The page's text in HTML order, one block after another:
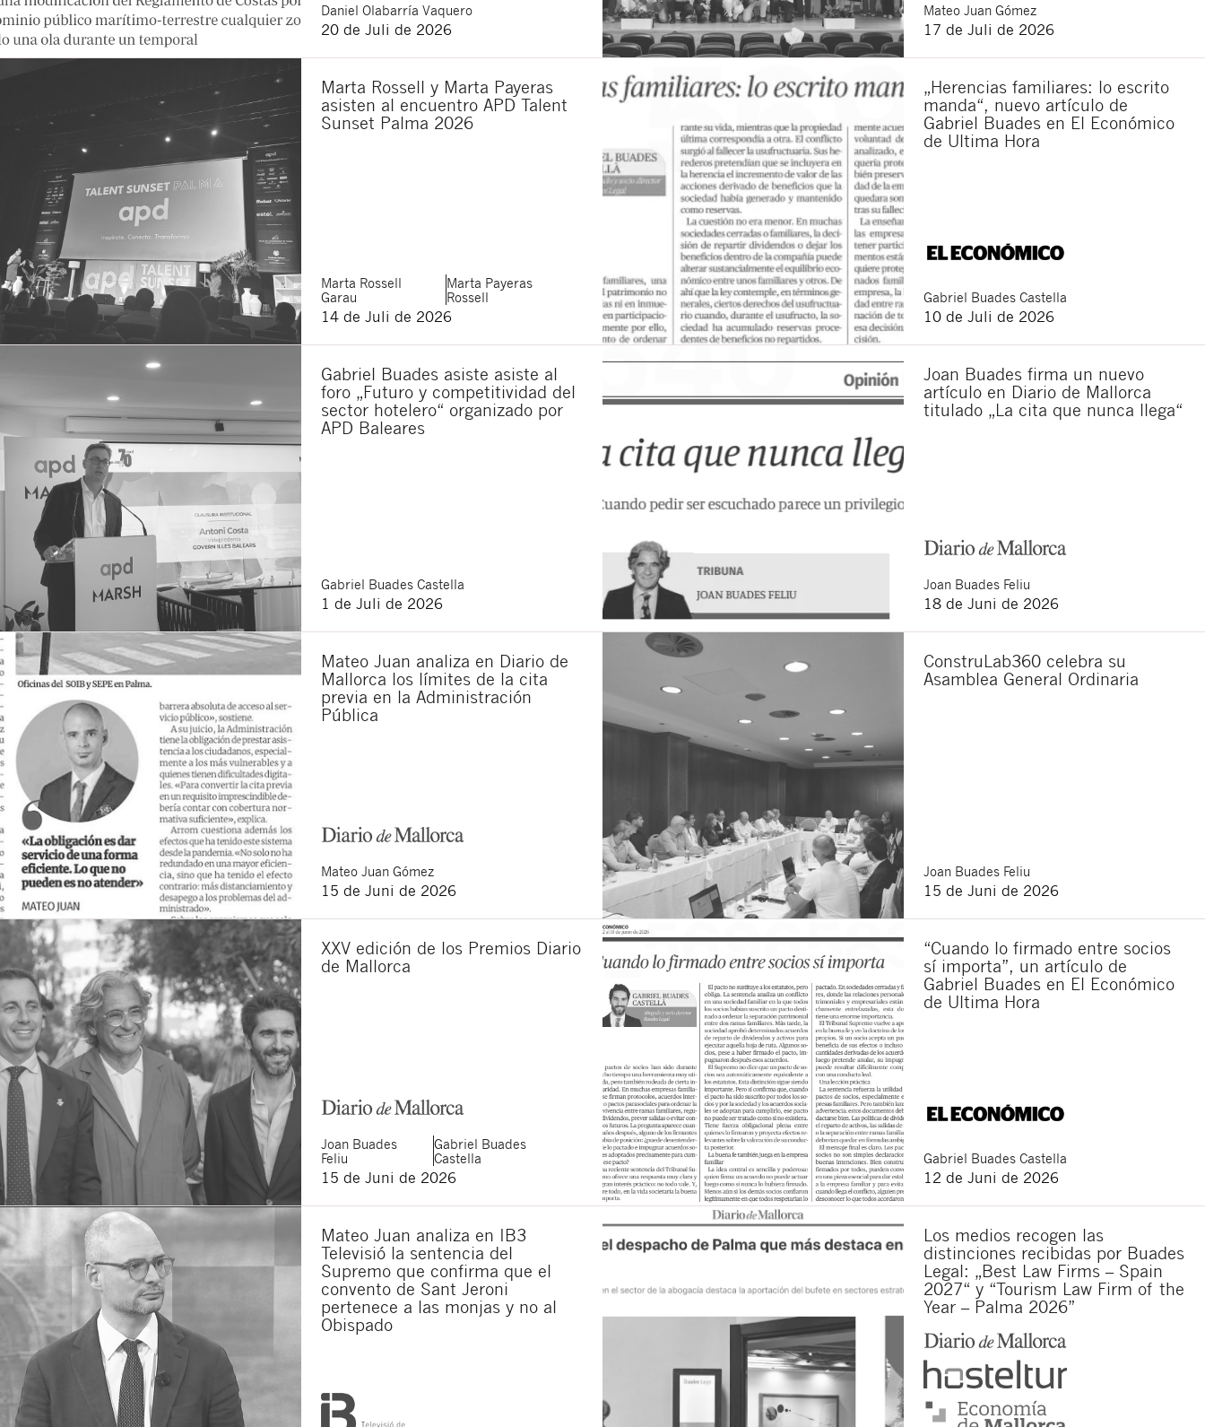
Daniel Olabarría Vaquero
20 de Juli de 2026
Mateo Juan Gómez
17 de Juli de 2026
Marta Rossell y Marta Payeras
asisten al encuentro APD Talent
Sunset Palma 2026
Marta Rossell
Garau
Marta Payeras
Rossell
14 de Juli de 2026
„Herencias familiares: lo escrito
manda“, nuevo artículo de
Gabriel Buades en El Económico
de Ultima Hora
Gabriel Buades Castella
10 de Juli de 2026
Gabriel Buades asiste asiste al
foro „Futuro y competitividad del
sector hotelero“ organizado por
APD Baleares
Gabriel Buades Castella
1 de Juli de 2026
Joan Buades firma un nuevo
artículo en Diario de Mallorca
titulado „La cita que nunca llega“
Joan Buades Feliu
18 de Juni de 2026
Mateo Juan analiza en Diario de
Mallorca los límites de la cita
previa en la Administración
Pública
Mateo Juan Gómez
15 de Juni de 2026
ConstruLab360 celebra su
Asamblea General Ordinaria
Joan Buades Feliu
15 de Juni de 2026
XXV edición de los Premios Diario
de Mallorca
Joan Buades
Feliu
Gabriel Buades
Castella
15 de Juni de 2026
“Cuando lo firmado entre socios
sí importa”, un artículo de
Gabriel Buades en El Económico
de Ultima Hora
Gabriel Buades Castella
12 de Juni de 2026
Mateo Juan analiza en IB3
Televisió la sentencia del
Supremo que confirma que el
convento de Sant Jeroni
pertenece a las monjas y no al
Obispado
Los medios recogen las
distinciones recibidas por Buades
Legal: „Best Law Firms – Spain
2027“ y “Tourism Law Firm of the
Year – Palma 2026”
Schließen
Ich bin damit einverstanden, Mitteilungen über neue Rechtsartikel zu erhalten.
Ich akzeptiere die
Datenschutzerklärungdieser Website.
Durch Klicken auf die Schaltfläche „Senden“ erklären Sie, die folgenden grundlegenden Informationen zum Datenschutz gelesen zu
haben: Der Datenverantwortliche ist Buades Legal S.L. Der Zweck ist die Aufmerksamkeit für Ihr Anliegen. Sie haben das Recht auf
Zugang, Berichtigung und Löschung der Daten sowie weitere Rechte, die in der Datenschutzrichtlinie unserer Websiteerläutert
werden.